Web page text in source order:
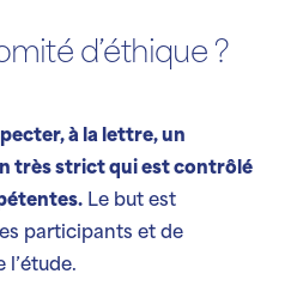
d’éthique ?
à la lettre, un
très strict qui est contrôlé
Le but est
participants et de
l’étude.